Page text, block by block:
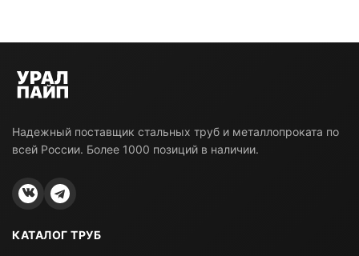
Надежный поставщик стальных труб и металлопроката по
всей России. Более 1000 позиций в наличии.
КАТАЛОГ ТРУБ